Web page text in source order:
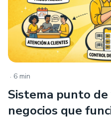
. 6 min
Sistema punto
negocios que